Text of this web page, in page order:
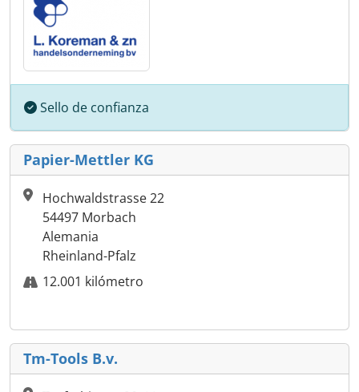
Sello de confianza
Papier-Mettler KG
Hochwaldstrasse 22
54497 Morbach
Alemania
Rheinland-Pfalz
12.001 kilómetro
Tm-Tools B.v.